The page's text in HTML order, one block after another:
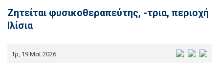
Ζητείται φυσικοθεραπεύτης, -τρια, περιοχή
Ιλίσια
Τρ, 19 Μαϊ 2026